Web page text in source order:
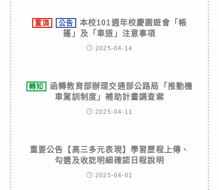
置頂 公告
本校101週年校慶園遊會「帳
篷」及「車道」注意事項
2025-04-14
轉知
函轉教育部辦理交通部公路局「推動機
車駕訓制度」補助計畫調查案
2025-04-11
重要公告【高三多元表現】學習歷程上傳、
勾選及收訖明細確認日程說明
2025-04-01